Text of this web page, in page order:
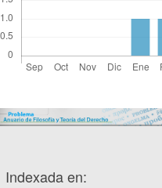
Indexada en: